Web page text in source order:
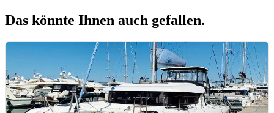
Das könnte Ihnen auch gefallen.